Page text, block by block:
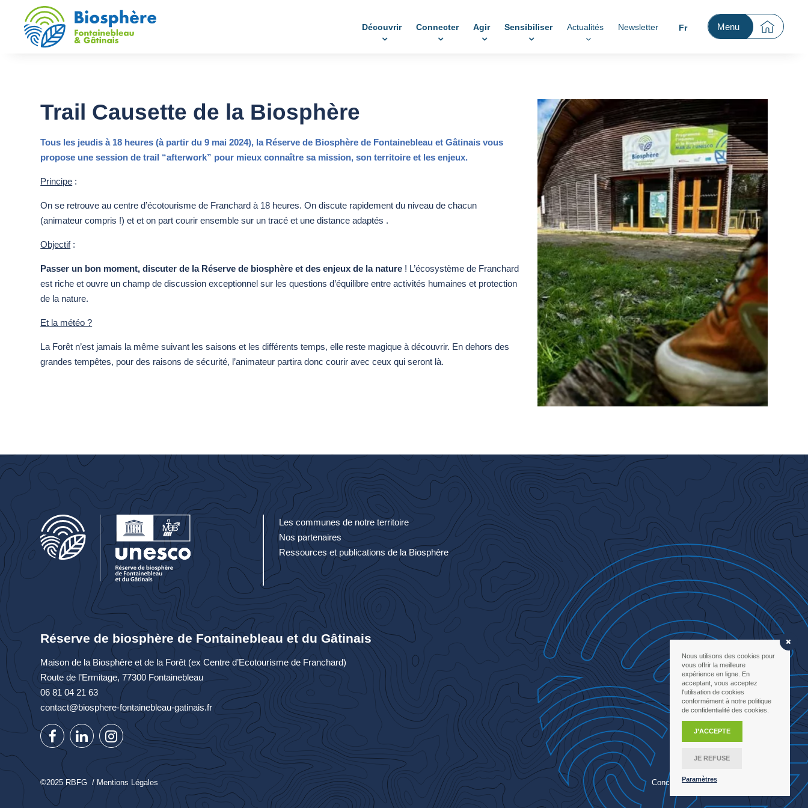
Découvrir Connecter Agir Sensibiliser Actualités Newsletter Fr Menu
Trail Causette de la Biosphère
Tous les jeudis à 18 heures (à partir du 9 mai 2024), la Réserve de Biosphère de Fontainebleau et Gâtinais vous
propose une session de trail “afterwork” pour mieux connaître sa mission, son territoire et les enjeux.
Principe :
On se retrouve au centre d’écotourisme de Franchard à 18 heures. On discute rapidement du niveau de chacun
(animateur compris !) et et on part courir ensemble sur un tracé et une distance adaptés .
Objectif:
Passer un bon moment, discuter de la Réserve de biosphère et des enjeux de la nature ! L’écosystème de Franchard
est riche et ouvre un champ de discussion exceptionnel sur les questions d’équilibre entre activités humaines et protection
de la nature.
Et la météo ?
La Forêt n’est jamais la même suivant les saisons et les différents temps, elle reste magique à découvrir. En dehors des
grandes tempêtes, pour des raisons de sécurité, l’animateur partira donc courir avec ceux qui seront là.
Les communes de notre territoire
Nos partenaires
Ressources et publications de la Biosphère
Réserve de biosphère de Fontainebleau et du Gâtinais
Maison de la Biosphère et de la Forêt (ex Centre d’Ecotourisme de Franchard)
Route de l’Ermitage, 77300 Fontainebleau
06 81 04 21 63
contact@biosphere-fontainebleau-gatinais.fr
©2025 RBFG / Mentions Légales Conception
Nous utilisons des cookies pour
vous offrir la meilleure
expérience en ligne. En
acceptant, vous acceptez
l'utilisation de cookies
conformément à notre politique
de confidentialité des cookies.
J’ACCEPTE
JE REFUSE
Paramètres